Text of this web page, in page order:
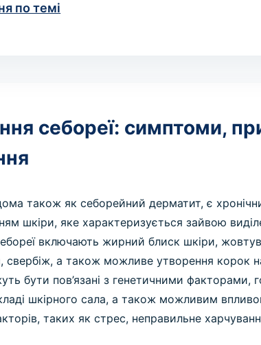
по темі
себореї: симптоми,
також як себорейний дерматит, є
шкіри, яке характеризується зайвою
включають жирний блиск шкіри,
свербіж, а також можливе утворення корок
бути пов’язані з генетичними
шкірного сала, а також можливим
таких як стрес, неправильне